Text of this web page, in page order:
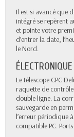
Il est si avancé que
intégré se repèrent
et pointe votre
d’entrer la date,
le Nord.
ÉLECTRONIQUE
Le télescope CPC
raquette de
double ligne. La
sauvegarde en
l’erreur périodique
compatible PC.